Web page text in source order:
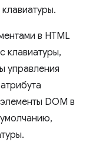
в HTML
клавиатуры,
управления
DOM в